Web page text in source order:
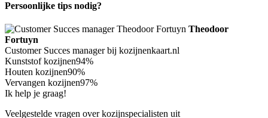
Persoonlijke tips nodig?
Theodoor
Fortuyn
Customer Succes manager bij kozijnenkaart.nl
Kunststof kozijnen94%
Houten kozijnen90%
Vervangen kozijnen97%
Ik help je graag!
Veelgestelde vragen over kozijnspecialisten uit